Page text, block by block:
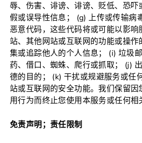
辱、伤害、诽谤、诽谤、贬低、恐吓
假或误导性信息； (g) 上传或传输病
恶意代码，这些代码将或可能以影响
站、其他网站或互联网的功能或操
集或追踪他人的个人信息； (i) 垃圾
药、借口、蜘蛛、爬行或抓取； (j)
德的目的； (k) 干扰或规避服务或任
站或互联网的安全功能。我们保留因
用行为而终止您使用本服务或任何相
免责声明；责任限制